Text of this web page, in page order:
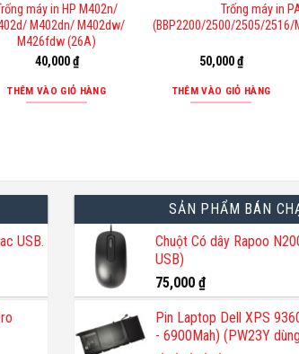
máy in HP M402n/
M402dn/ M402dw/
M426fdw (26A)
40,000₫
THÊM VÀO GIỎ HÀNG
Trống máy in
(BBP2200/2500/2505/
50,000₫
THÊM VÀO GIỎ HÀNG
USB.
SẢN PHẨM BÁN
Chuột Có dây Rapoo
USB)
75,000 ₫
Pin Laptop Dell XPS
- 6900Mah) (PW23Y